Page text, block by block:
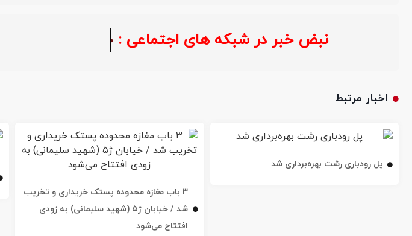
نبض خبر در شبکه های اجتماعی : خبر در لحظه
اخبار مرتبط
پل رودباری رشت بهره‌برداری شد
۳ باب مغازه محدوده پستک خریداری و تخریب
شد / خیابان ژ۵ (شهید سلیمانی) به زودی
افتتاح می‌شود